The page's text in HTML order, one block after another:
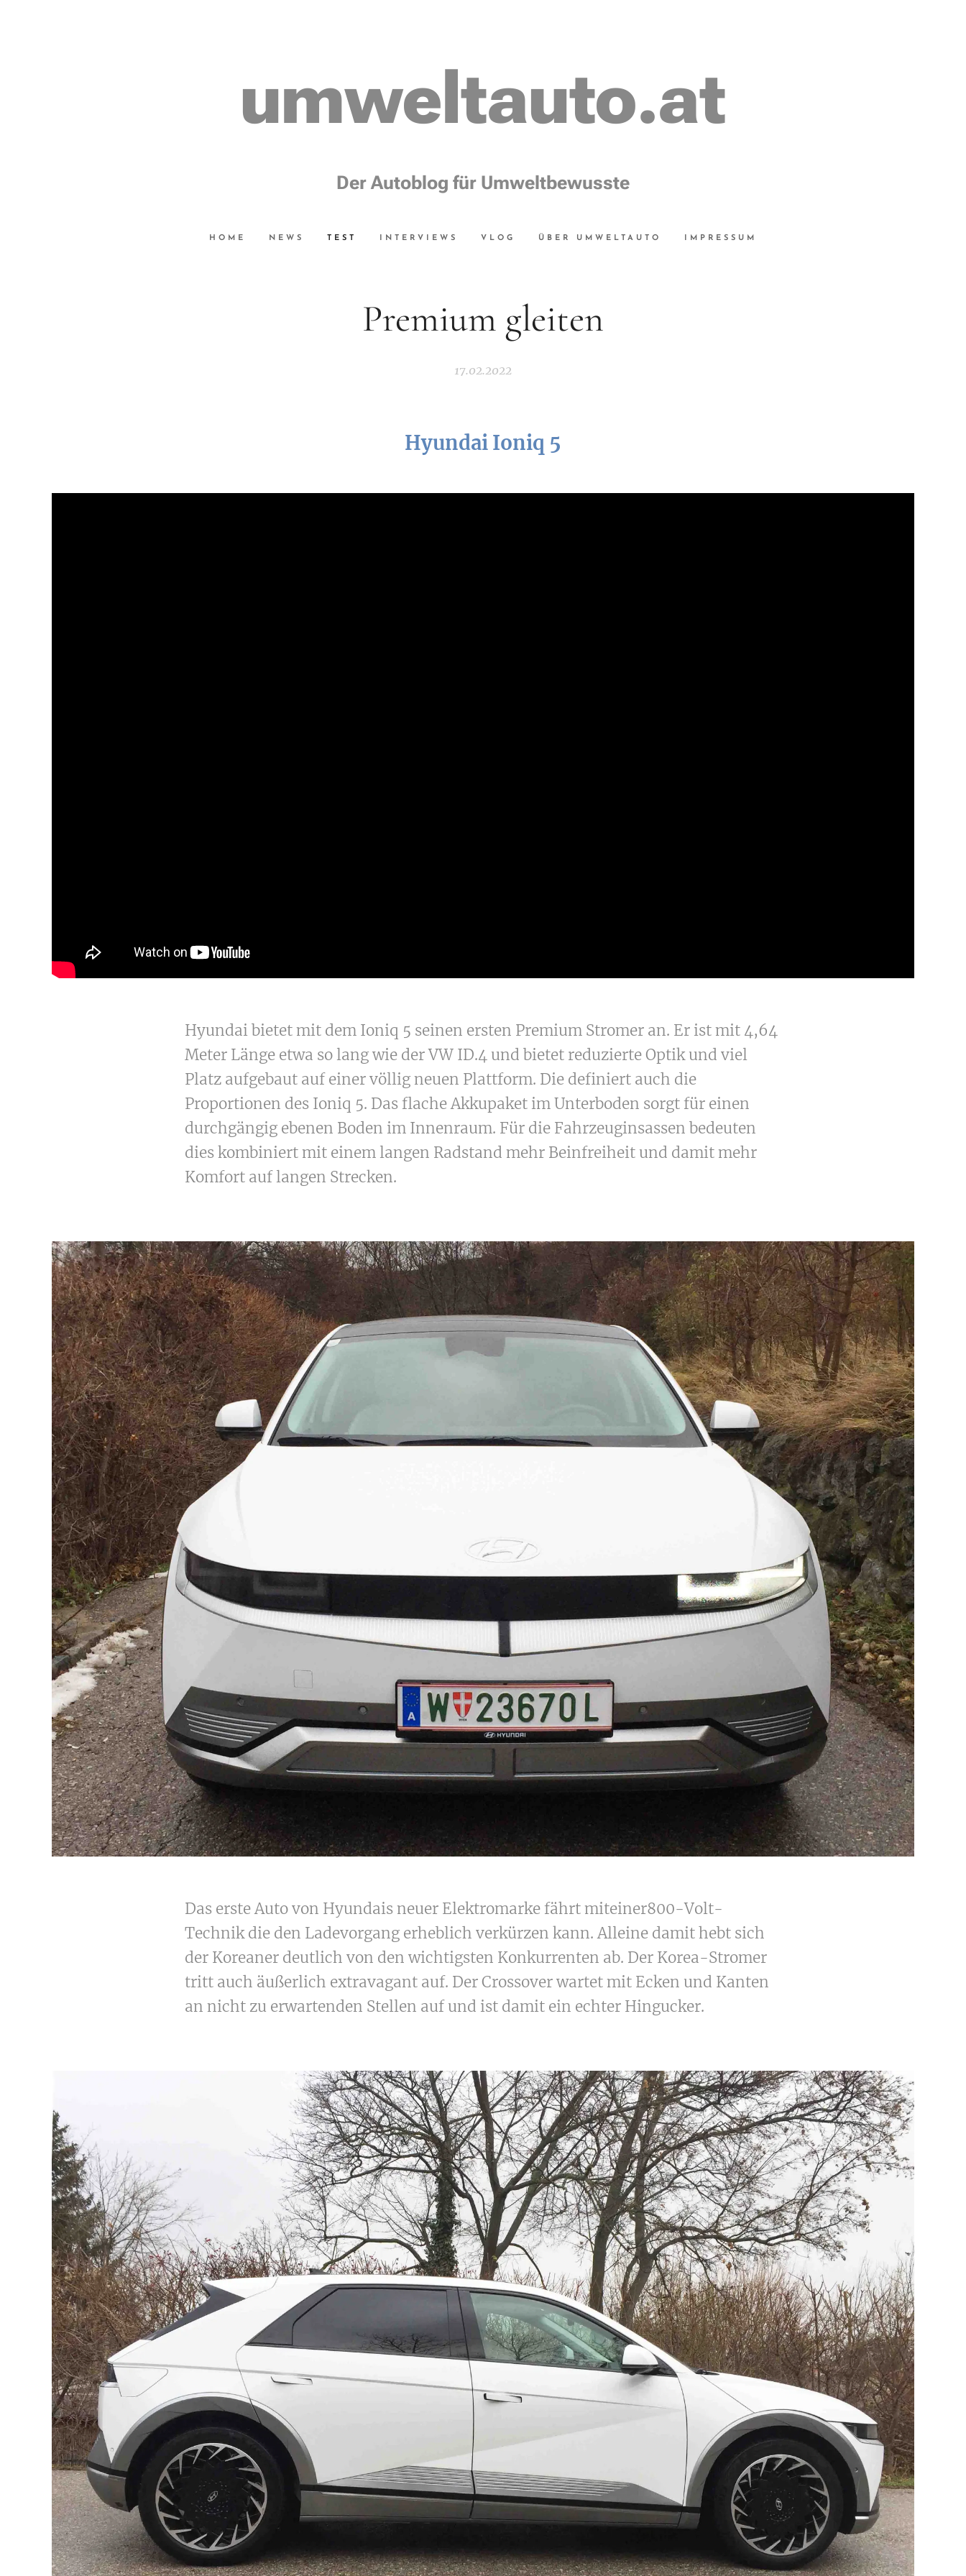
umweltauto.at
Der Autoblog für Umweltbewusste
HOME NEWS TEST INTERVIEWS VLOG ÜBER UMWELTAUTO IMPRESSUM
Premium gleiten
17.02.2022
Hyundai Ioniq 5
Hyundai bietet mit dem Ioniq 5 seinen ersten Premium Stromer an. Er ist mit 4,64
Meter Länge etwa so lang wie der VW ID.4 und bietet reduzierte Optik und viel
Platz aufgebaut auf einer völlig neuen Plattform. Die definiert auch die
Proportionen des Ioniq 5. Das flache Akkupaket im Unterboden sorgt für einen
durchgängig ebenen Boden im Innenraum. Für die Fahrzeuginsassen bedeuten
dies kombiniert mit einem langen Radstand mehr Beinfreiheit und damit mehr
Komfort auf langen Strecken.
Das erste Auto von Hyundais neuer Elektromarke fährt miteiner800-Volt-
Technik die den Ladevorgang erheblich verkürzen kann. Alleine damit hebt sich
der Koreaner deutlich von den wichtigsten Konkurrenten ab. Der Korea-Stromer
tritt auch äußerlich extravagant auf. Der Crossover wartet mit Ecken und Kanten
an nicht zu erwartenden Stellen auf und ist damit ein echter Hingucker.